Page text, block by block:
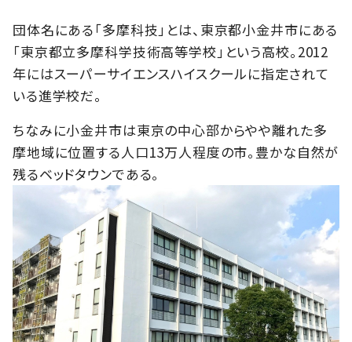
団体名にある「多摩科技」とは、東京都小金井市にある
「東京都立多摩科学技術高等学校」という高校。2012
年にはスーパーサイエンスハイスクールに指定されて
いる進学校だ。
ちなみに小金井市は東京の中心部からやや離れた多
摩地域に位置する人口13万人程度の市。豊かな自然が
残るベッドタウンである。